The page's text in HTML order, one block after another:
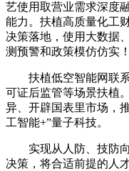
艺使用取营业需求深度
能力。扶植高质量化工
决策落地，使用大数据
测预警和政策模仿仿实！
扶植低空智能网联系
可证后监管等场景扶植
异、开辟国表里市场，
工智能+”量子科技。
实现从人防、技防向
决策，将合适前提的人